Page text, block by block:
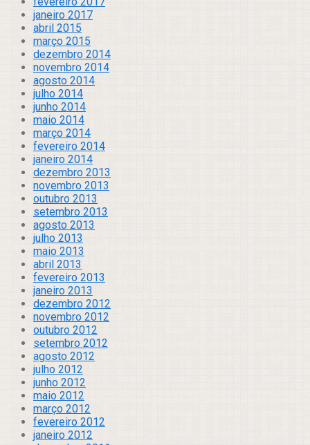
janeiro 2017
abril 2015
março 2015
dezembro 2014
novembro 2014
agosto 2014
julho 2014
junho 2014
maio 2014
março 2014
fevereiro 2014
janeiro 2014
dezembro 2013
novembro 2013
outubro 2013
setembro 2013
agosto 2013
julho 2013
maio 2013
abril 2013
fevereiro 2013
janeiro 2013
dezembro 2012
novembro 2012
outubro 2012
setembro 2012
agosto 2012
julho 2012
junho 2012
maio 2012
março 2012
fevereiro 2012
janeiro 2012